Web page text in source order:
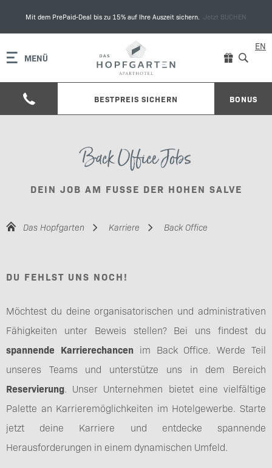
Mit dem PrePaid-Deal bis zu 15% auf Ihre Auszeit sichern. Jetzt BUCHEN
MENÜ
BESTPREIS SICHERN BONUS
EN
Back Office Jobs
DEIN JOB AM FUSSE DER HOHEN SALVE
Das Hopfgarten Karriere Back Office
DU FEHLST UNS NOCH!
Möchtest du deine organisatorischen und administrativen
Fähigkeiten unter Beweis stellen? Bei uns findest du
spannende Karrierechancenim Back Office. Werde Teil
unseres Teams und unterstütze uns in dem Bereich
Reservierung. Unser Unternehmen bietet eine vielfältige
Palette an Karrieremöglichkeiten im Hotelgewerbe. Starte
jetzt deine Karriere und entdecke spannende
Herausforderungen in einem dynamischen Umfeld.